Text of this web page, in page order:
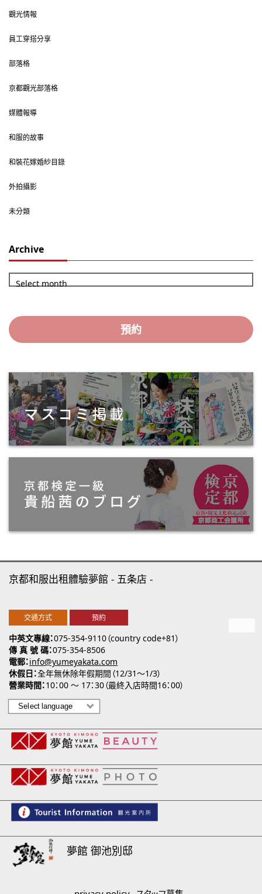
觀光情報
員工穿搭分享
部落格
京都觀光部落格
媒體報導
和服的故事
和裝花嫁婚紗目錄
外拍攝影
未分類
Archive
Select month
預約
中英文專線 075-354-9110（country code+81）
傳 真 號 碼 075-354-8506
電郵 info@yumeyakata.com
休假日 全年無休除年假期間（12/31～1/3）
營業時間 10：00 ～ 17：30（最終入店時間16：00）
京都和服出租體驗夢館 五条店
交通方式 預約
夢館 御池別邸